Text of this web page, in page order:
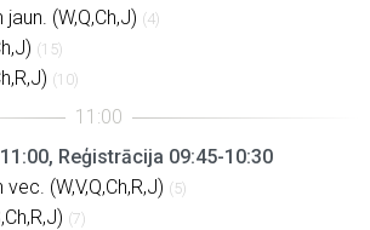
(W,Q,Ch,J) (4)
(15)
(10)
Reģistrācija 09:45-10:30
(W,V,Q,Ch,R,J) (5)
(7)